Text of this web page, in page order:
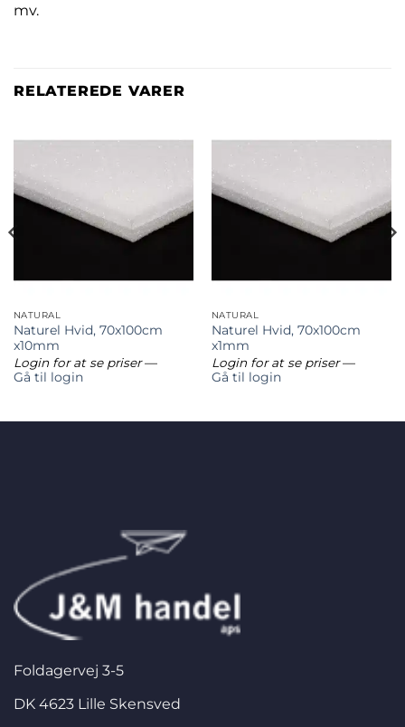
mv.
RELATEREDE VARER
NATURAL
Naturel Hvid, 70x100cm
x10mm
Login for at se priser—
Gå til login
NATURAL
Naturel Hvid, 70x100cm
x1mm
Login for at se priser—
Gå til login
Foldagervej 3-5
DK 4623 Lille Skensved